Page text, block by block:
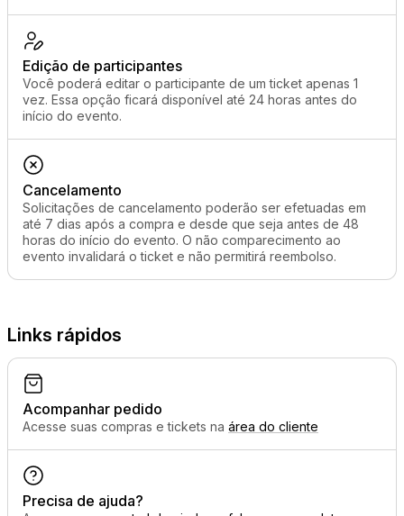
Edição de participantes
Você poderá editar o participante de um ticket apenas 1
vez. Essa opção ficará disponível até 24 horas antes do
início do evento.
Cancelamento
Solicitações de cancelamento poderão ser efetuadas em
até 7 dias após a compra e desde que seja antes de 48
horas do início do evento. O não comparecimento ao
evento invalidará o ticket e não permitirá reembolso.
Links rápidos
Acompanhar pedido
Acesse suas compras e tickets na área do cliente
Precisa de ajuda?